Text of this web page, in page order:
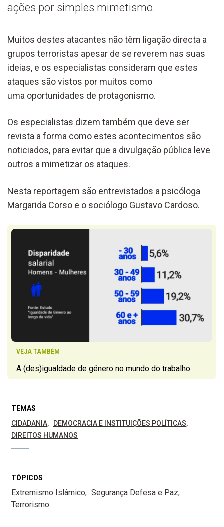
ações por simples mimetismo.
Muitos destes atacantes não têm ligação directa a
grupos terroristas apesar de se reverem nas suas
ideias, e os especialistas consideram que estes
ataques são vistos por muitos como
uma oportunidades de protagonismo.
Os especialistas dizem também que deve ser
revista a forma como estes acontecimentos são
noticiados, para evitar que a divulgação pública leve
outros a mimetizar os ataques.
Nesta reportagem são entrevistados a psicóloga
Margarida Corso e o sociólogo Gustavo Cardoso.
VEJA TAMBÉM
A (des)igualdade de género no mundo do trabalho
TEMAS
CIDADANIA
DEMOCRACIA E INSTITUIÇÕES POLÍTICAS
DIREITOS HUMANOS
TÓPICOS
Extremismo Islâmico
Segurança Defesa e Paz
Terrorismo